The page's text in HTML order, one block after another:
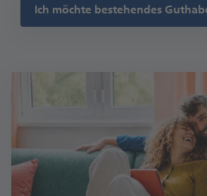
Ich möchte bestehendes